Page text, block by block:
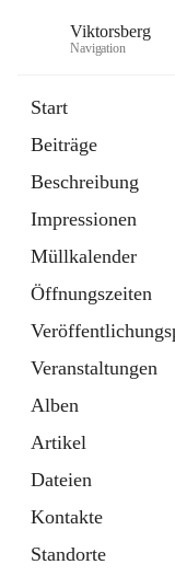
Viktorsberg
Navigation
Start
Beiträge
Beschreibung
Impressionen
Müllkalender
Öffnungszeiten
Veranstaltungen
Alben
Artikel
Dateien
Kontakte
Standorte
1 Schnellzugriff
Bürgerservice
10 Schnellzugriffe